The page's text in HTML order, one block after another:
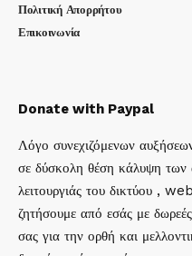
Πολιτική Απορρήτου
Επικοινωνία
Donate with Paypal
Λόγο συνεχιζόμενων
σε δύσκολη θέση κάλυψη των
λειτουργιάς του δικτύου ,
ζητήσουμε από εσάς με
σας για την ορθή και